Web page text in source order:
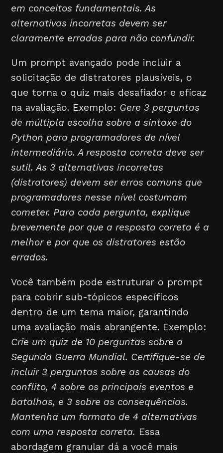
em conceitos fundamentais. As
alternativas incorretas devem ser
claramente erradas para não confundir.
Um prompt avançado pode incluir a
solicitação de distratores plausíveis, o
que torna o quiz mais desafiador e eficaz
na avaliação. Exemplo: Gere 3 perguntas
de múltipla escolha sobre a sintaxe do
Python para programadores de nível
intermediário. A resposta correta deve ser
sutil. As 3 alternativas incorretas
(distratores) devem ser erros comuns que
programadores nesse nível costumam
cometer. Para cada pergunta, explique
brevemente por que a resposta correta é a
melhor e por que os distratores estão
errados.
Você também pode estruturar o prompt
para cobrir sub-tópicos específicos
dentro de um tema maior, garantindo
uma avaliação mais abrangente. Exemplo:
Crie um quiz de 10 perguntas sobre a
Segunda Guerra Mundial. Certifique-se de
incluir 3 perguntas sobre as causas do
conflito, 4 sobre os principais eventos e
batalhas, e 3 sobre as consequências.
Mantenha um formato de 4 alternativas
com uma resposta correta. Essa
abordagem granular dá a você mais